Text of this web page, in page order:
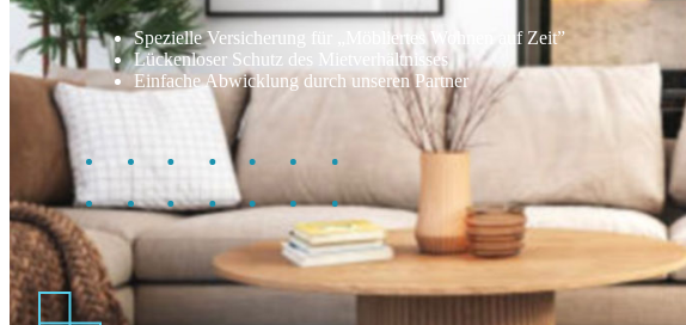
Spezielle Versicherung für „Möbliertes Wohnen auf Zeit”
Lückenloser Schutz des Mietverhältnisses
Einfache Abwicklung durch unseren Partner